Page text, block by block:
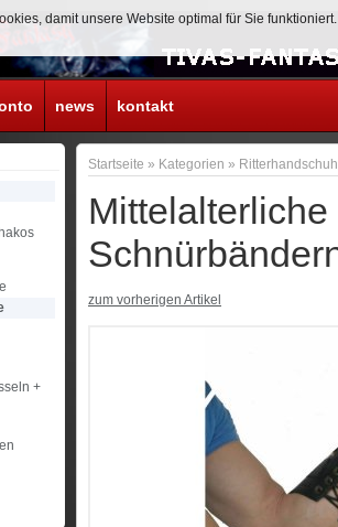
news kontakt
Startseite » Kategorien »
zum vorherigen Artikel
+
damit unsere Website optimal für Sie